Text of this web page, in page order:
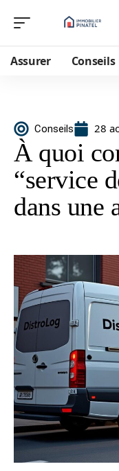
Assurer Conseils
Conseils 28
À quoi
“service
dans une